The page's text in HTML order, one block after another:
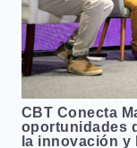
CBT Conecta
oportunidades
la innovación